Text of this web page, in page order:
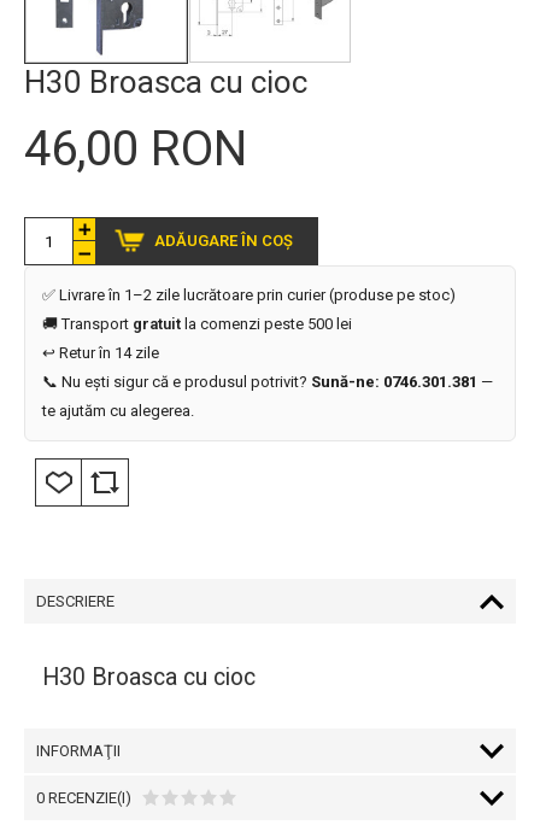
H30 Broasca cu cioc
46,00 RON
ADĂUGARE ÎN COȘ
✅ Livrare în 1–2 zile lucrătoare prin curier (produse pe stoc)
🚚 Transport gratuit la comenzi peste 500 lei
↩️ Retur în 14 zile
📞 Nu ești sigur că e produsul potrivit? Sună-ne: 0746.301.381 —
te ajutăm cu alegerea.
DESCRIERE
H30 Broasca cu cioc
INFORMAŢII
0 RECENZIE(I)